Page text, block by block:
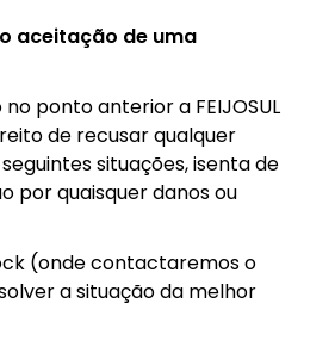
aceitação de uma
ponto anterior a FEIJOSUL
de recusar qualquer
situações, isenta de
por quaisquer danos ou
(onde contactaremos o
a situação da melhor